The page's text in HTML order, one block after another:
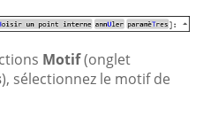
Motif(onglet
), sélectionnez le motif de